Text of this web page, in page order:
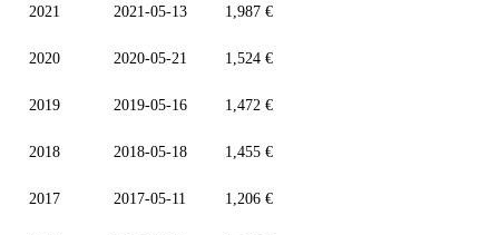
2021 2021-05-13 1,987 €
2020 2020-05-21 1,524 €
2019 2019-05-16 1,472 €
2018 2018-05-18 1,455 €
2017 2017-05-11 1,206 €